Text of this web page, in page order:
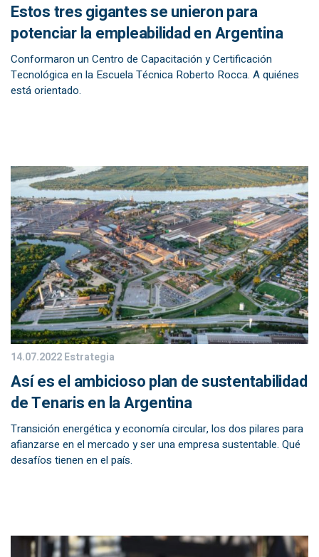
Estos tres gigantes se unieron para
potenciar la empleabilidad en Argentina
Conformaron un Centro de Capacitación y Certificación
Tecnológica en la Escuela Técnica Roberto Rocca. A quiénes
está orientado.
14.07.2022Estrategia
Así es el ambicioso plan de sustentabilidad
de Tenaris en la Argentina
Transición energética y economía circular, los dos pilares para
afianzarse en el mercado y ser una empresa sustentable. Qué
desafíos tienen en el país.